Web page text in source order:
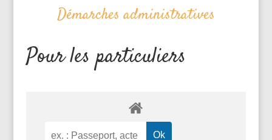
Démarches administratives
Pour les particuliers